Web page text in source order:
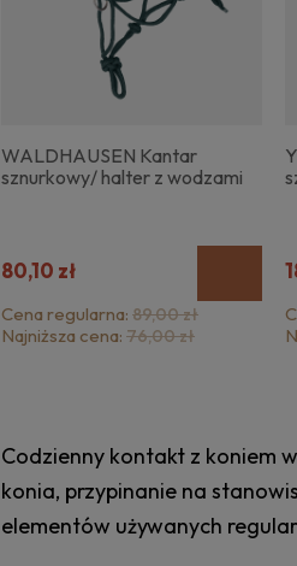
WALDHAUSEN Kantar
sznurkowy/ halter z wodzami
80,10 zł
Cena regularna:89,00 zł
Najniższa cena:76,00 zł
Codzienny kontakt z koniem
konia, przypinanie na
elementów używanych